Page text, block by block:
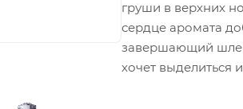
груши в верхних
сердце аромата
завершающий
хочет выделиться